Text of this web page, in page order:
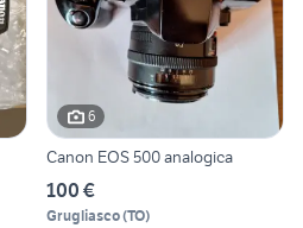
6
Canon EOS 500 analogica
100 €
Grugliasco(TO)